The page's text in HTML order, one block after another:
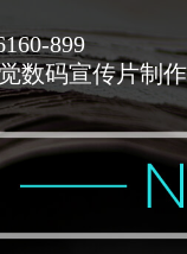
899
数码宣传片制